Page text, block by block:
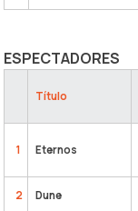
ESPECTADORES
Título
1 Eternos
2 Dune